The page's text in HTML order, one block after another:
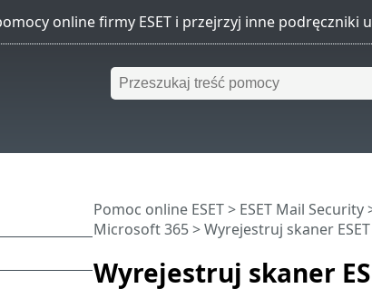
Wyrejestruj skaner
Pomoc online ESET> ESET Mail Security
Microsoft 365> Wyrejestruj skaner